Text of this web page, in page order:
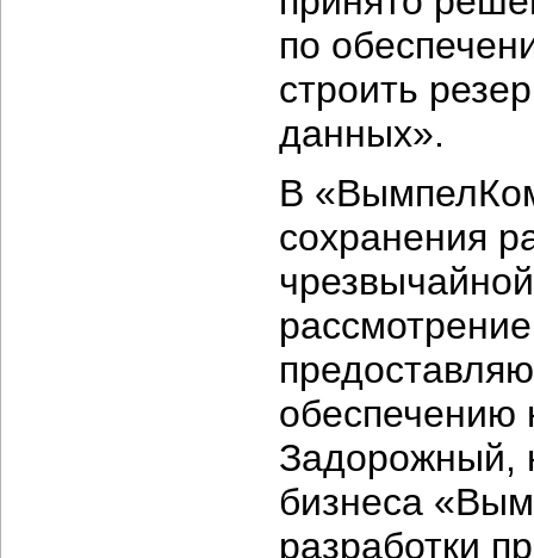
по
строить
данных».
В
сохранения
обеспечению
Задорожный,
бизнеса
разработки